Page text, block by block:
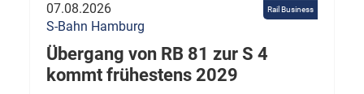
Rail Business
07.08.2026
S-Bahn Hamburg
Übergang von RB 81 zur S 4
kommt frühestens 2029